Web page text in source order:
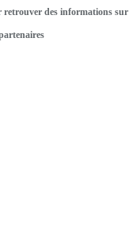
retrouver des informations sur